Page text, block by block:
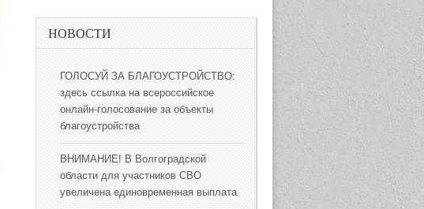
НОВОСТИ
ГОЛОСУЙ ЗА БЛАГОУСТРОЙСТВО:
здесь ссылка на всероссийское
онлайн-голосование за объекты
благоустройства
ВНИМАНИЕ! В Волгоградской
области для участников СВО
увеличена единовременная выплата